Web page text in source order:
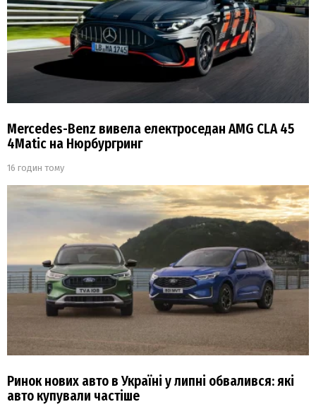
Mercedes-Benz вивела електроседан AMG CLA 45
4Matic на Нюрбургринг
16 годин тому
Ринок нових авто в Україні у липні обвалився: які
авто купували частіше